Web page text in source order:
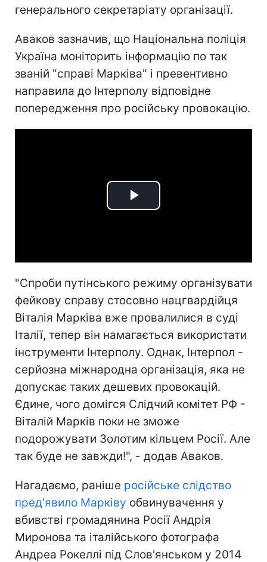
генерального секретаріату організації.
Аваков зазначив, що Національна поліція
Україна моніторить інформацію по так
званій "справі Марківа" і превентивно
направила до Інтерполу відповідне
попередження про російську провокацію.
Play
"Спроби путінського режиму організувати
фейкову справу стосовно нацгвардійця
Віталія Марківа вже провалилися в суді
Італії, тепер він намагається використати
інструменти Інтерполу. Однак, Інтерпол -
серйозна міжнародна організація, яка не
допускає таких дешевих провокацій.
Єдине, чого домігся Слідчий комітет РФ -
Віталій Марків поки не зможе
подорожувати Золотим кільцем Росії. Але
так буде не завжди!", - додав Аваков.
Нагадаємо, раніше російське слідство
пред'явило Марківу обвинувачення у
вбивстві громадянина Росії Андрія
Миронова та італійського фотографа
Андреа Рокеллі під Слов'янськом у 2014